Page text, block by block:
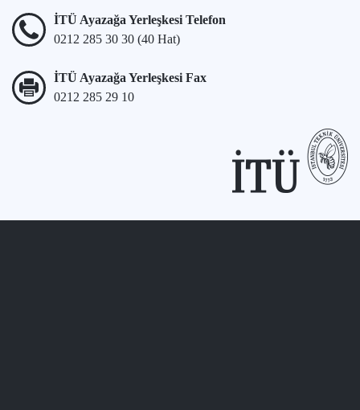
İTÜ Ayazağa Yerleşkesi Telefon
0212 285 30 30 (40 Hat)
İTÜ Ayazağa Yerleşkesi Fax
0212 285 29 10